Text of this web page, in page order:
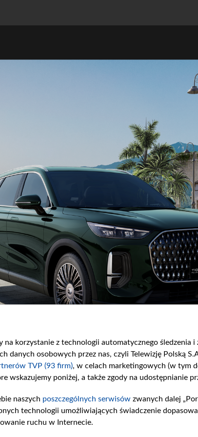
korzystanie z technologii automatycznego
osobowych przez nas, czyli Telewizję Polską
TVP (93 firm), w celach marketingowych (w tym
wskazujemy poniżej, a także zgody na udostępnianie
naszych poszczególnych serwisów zwanych dalej
technologii umożliwiających świadczenie
ruchu w Internecie.